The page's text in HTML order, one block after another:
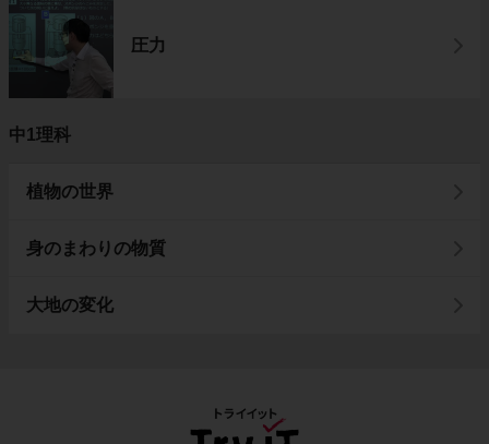
圧力
中1理科
植物の世界
身のまわりの物質
大地の変化